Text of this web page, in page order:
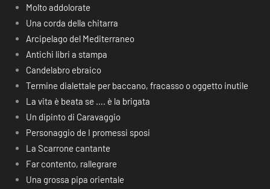
Molto addolorate
Una corda della chitarra
Arcipelago del Mediterraneo
Antichi libri a stampa
Candelabro ebraico
Termine dialettale per baccano, fracasso o oggetto inutile
La vita è beata se …. è la brigata
Un dipinto di Caravaggio
Personaggio de I promessi sposi
La Scarrone cantante
Far contento, rallegrare
Una grossa pipa orientale